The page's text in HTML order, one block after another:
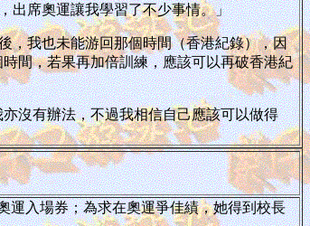
出席奧運讓我學習了不少事情。」
，我也未能游回那個時間（香港紀錄），因
間，若果再加倍訓練，應該可以再破香港紀
沒有辦法，不過我相信自己應該可以做得
運入場券；為求在奧運爭佳績，她得到校長